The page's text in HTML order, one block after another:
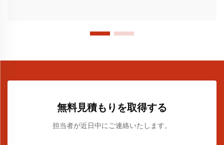
無料見積もりを取得する
担当者が近日中にご連絡いたします。